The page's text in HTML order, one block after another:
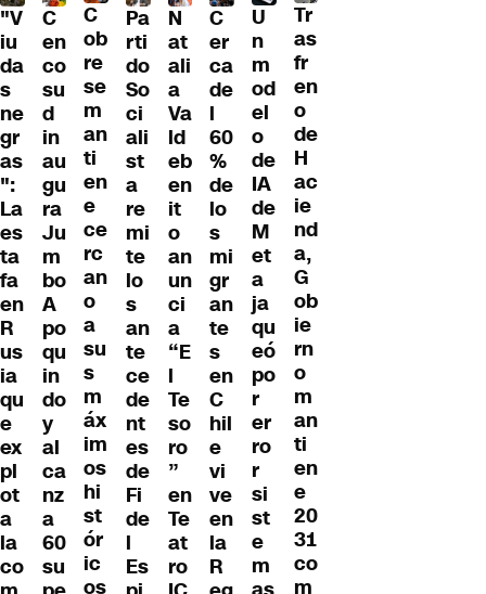
"V
iu
da
s
ne
gr
as
":
La
es
ta
fa
en
R
us
ia
qu
e
ex
pl
ot
a
la
co
C
en
co
su
d
in
au
gu
ra
Ju
m
bo
A
po
qu
in
do
y
al
ca
nz
a
60
su
C
ob
re
se
m
an
ti
en
e
ce
rc
an
o
a
su
s
m
áx
im
os
hi
st
ór
ic
os
Pa
rti
do
So
ci
ali
st
a
re
mi
te
lo
s
an
te
ce
de
nt
es
de
Fi
de
l
Es
N
at
ali
a
Va
ld
eb
en
it
o
an
un
ci
a
“E
l
Te
so
ro
”
en
Te
at
ro
C
er
ca
de
l
60
%
de
lo
s
mi
gr
an
te
s
en
C
hil
e
vi
ve
en
la
R
U
n
m
od
el
o
de
IA
de
M
et
a
ja
qu
eó
po
r
er
ro
r
si
st
e
m
Tr
as
fr
en
o
de
H
ac
ie
nd
a,
G
ob
ie
rn
o
m
an
ti
en
e
20
31
co
m